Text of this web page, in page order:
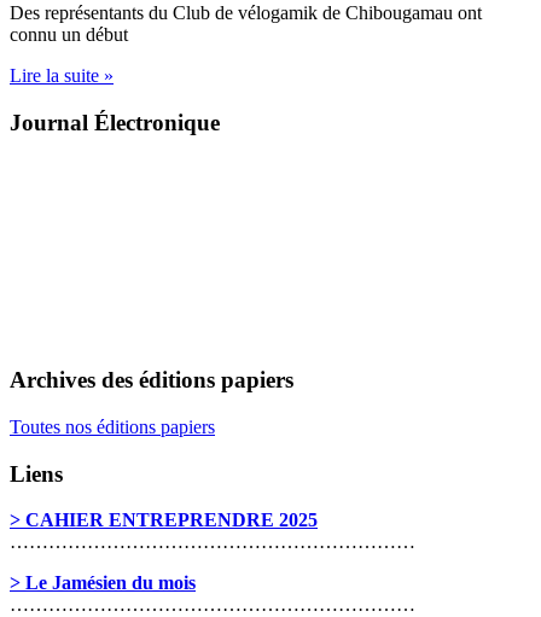
Des représentants du Club de vélogamik de Chibougamau ont
connu un début
Lire la suite »
Journal Électronique
Archives des éditions papiers
Toutes nos éditions papiers
Liens
> CAHIER ENTREPRENDRE 2025
………………………………………………………
> Le Jamésien du mois
………………………………………………………